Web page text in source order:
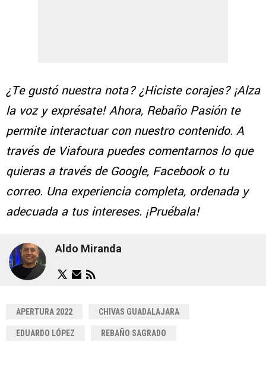
¿Te gustó nuestra nota? ¿Hiciste corajes? ¡Alza
la voz y exprésate! Ahora, Rebaño Pasión te
permite interactuar con nuestro contenido. A
través de Viafoura puedes comentarnos lo que
quieras a través de Google, Facebook o tu
correo. Una experiencia completa, ordenada y
adecuada a tus intereses. ¡Pruébala!
Aldo Miranda
APERTURA 2022 CHIVAS GUADALAJARA
EDUARDO LÓPEZ REBAÑO SAGRADO